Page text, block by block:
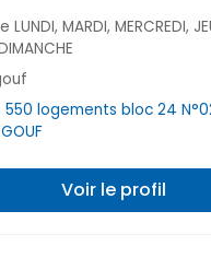
MARDI, MERCREDI,
logements bloc 24
Voir le profil